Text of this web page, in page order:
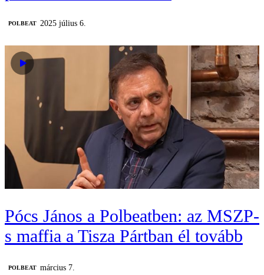
‎POLBEAT 2025 július 6.
Pócs János a Polbeatben: az MSZP-
s maffia a Tisza Pártban él tovább
‎POLBEAT március 7.